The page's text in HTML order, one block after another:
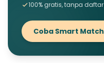
100% gratis, tanpa daftar
Coba Smart Match